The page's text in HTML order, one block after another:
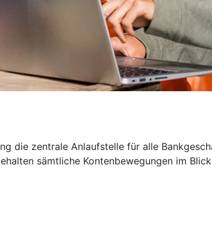
die zentrale Anlaufstelle für alle
sämtliche Kontenbewegungen im